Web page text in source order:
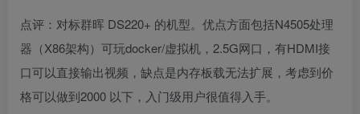
点评：对标群晖 DS220+ 的机型。优点方面包括N4505处理
器（X86架构）可玩docker/虚拟机，2.5G网口，有HDMI接
口可以直接输出视频，缺点是内存板载无法扩展，考虑到价
格可以做到2000 以下，入门级用户很值得入手。